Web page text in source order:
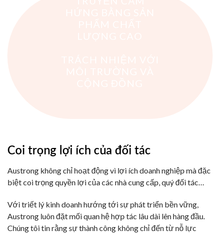
Coi trọng lợi ích của đối tác
Austrong không chỉ hoạt động vì lợi ích doanh nghiệp mà đặc
biệt coi trọng quyền lợi của các nhà cung cấp, quý đối tác…
Với triết lý kinh doanh hướng tới sự phát triển bền vững,
Austrong luôn đặt mối quan hệ hợp tác lâu dài lên hàng đầu.
Chúng tôi tin rằng sự thành công không chỉ đến từ nỗ lực